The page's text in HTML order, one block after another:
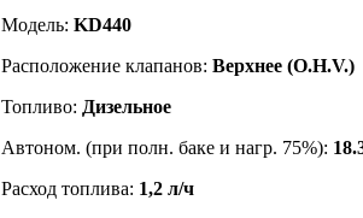
Модель: KD440
Расположение клапанов: Верхнее (O.H.V.)
Топливо: Дизельное
Автоном. (при полн. баке и нагр. 75%):
Расход топлива: 1,2 л/ч